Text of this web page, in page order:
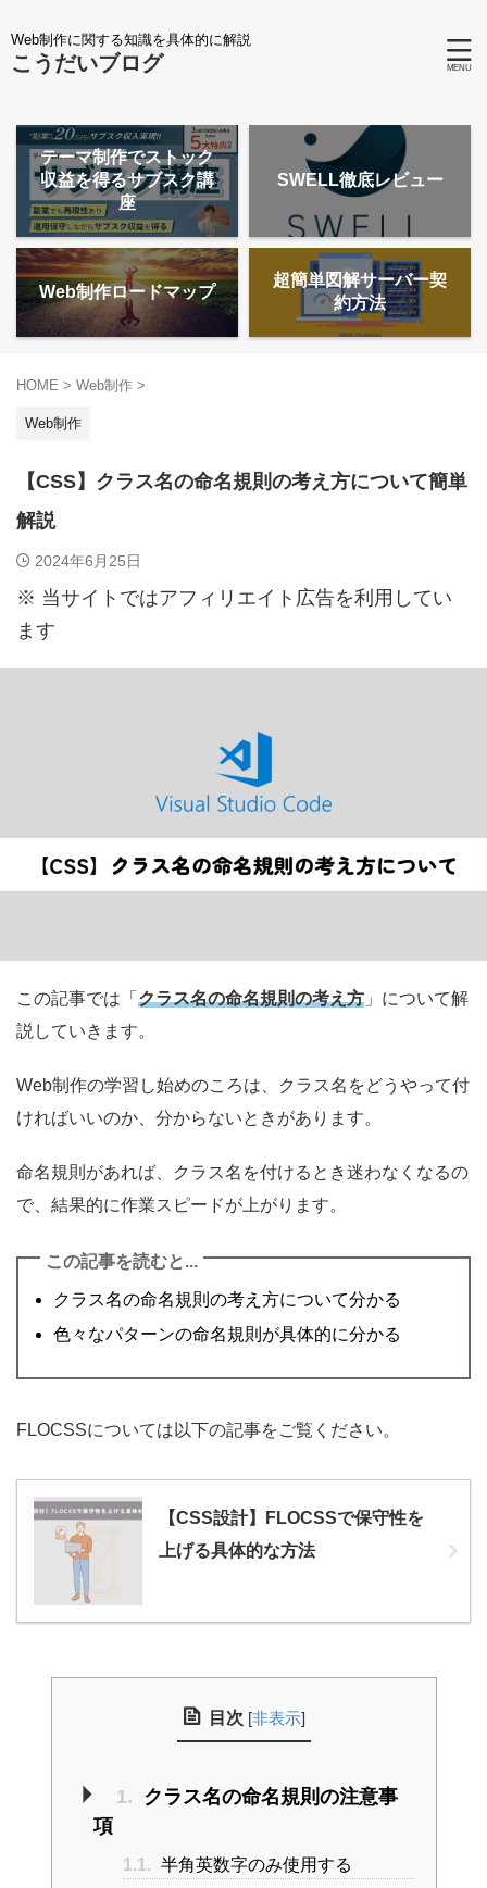
Web制作に関する知識を具体的に解説
こうだいブログ
テーマ制作でストック
収益を得るサブスク講
座
SWELL徹底レビュー
Web制作ロードマップ
超簡単図解サーバー契
約方法
HOME > Web制作 >
Web制作
【CSS】クラス名の命名規則の考え方について簡単
解説
2024年6月25日
※ 当サイトではアフィリエイト広告を利用してい
ます
この記事では「 クラス名の命名規則の考え方 」について解
説していきます。
Web制作の学習し始めのころは、クラス名をどうやって付
ければいいのか、分からないときがあります。
命名規則があれば、クラス名を付けるとき迷わなくなるの
で、結果的に作業スピードが上がります。
この記事を読むと...
クラス名の命名規則の考え方について分かる
色々なパターンの命名規則が具体的に分かる
FLOCSSについては以下の記事をご覧ください。
【CSS設計】FLOCSSで保守性を
上げる具体的な方法
目次 [非表示]
1. クラス名の命名規則の注意事
項
1.1. 半角英数字のみ使用する